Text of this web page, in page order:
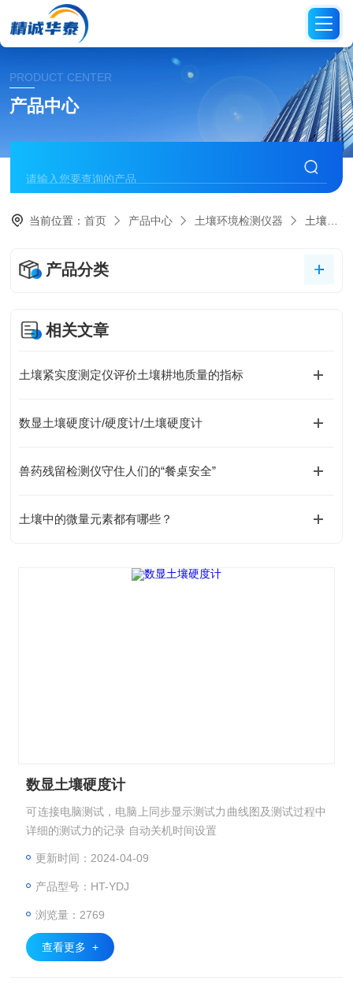
PRODUCT CENTER
产品中心
当前位置：首页 产品中心 土壤环境检测仪器 土壤硬度计
产品分类
相关文章
土壤紧实度测定仪评价土壤耕地质量的指标
数显土壤硬度计/硬度计/土壤硬度计
兽药残留检测仪守住人们的“餐桌安全”
土壤中的微量元素都有哪些？
数显土壤硬度计
可连接电脑测试，电脑上同步显示测试力曲线图及测试过程中
详细的测试力的记录 自动关机时间设置
更新时间：2024-04-09
产品型号：HT-YDJ
浏览量：2769
查看更多 +